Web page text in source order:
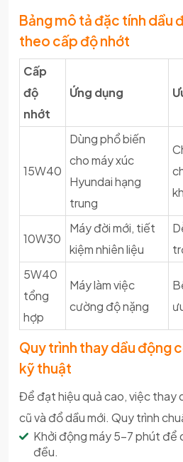
Bảng mô tả đặc tính dầu
theo cấp độ nhớt
Cấp
độ
nhớt
Ứng dụng
15W40
Dùng phổ biến
cho máy xúc
Hyundai hạng
trung
10W30
Máy đời mới, tiết
kiệm nhiên liệu
5W40
tổng
hợp
Máy làm việc
cường độ nặng
Quy trình thay dầu động
kỹ thuật
Để đạt hiệu quả cao, việc thay
cũ và đổ dầu mới. Quy trình
Khởi động máy 5–7 phút để
đều.